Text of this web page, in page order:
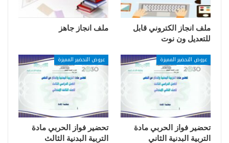
ملف انجاز الكتروني قابل
للتعديل ون نوت
ملف انجاز جاهز
عروض التحضير المميزة
تحضير فواز الحربي مادة
التربية البدنية الثاني
عروض التحضير المميزة
تحضير فواز الحربي مادة
التربية البدنية الثالث